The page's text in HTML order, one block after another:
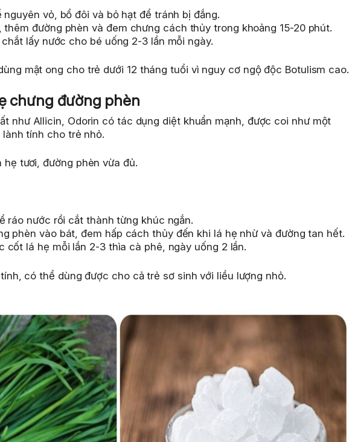
nguyên vỏ, bổ đôi và bỏ hạt để tránh bị đắng.
thêm đường phèn và đem chưng cách thủy trong khoảng 15-20 phút.
lấy nước cho bé uống 2-3 lần mỗi ngày.
mật ong cho trẻ dưới 12 tháng tuổi vì nguy cơ ngộ độc Botulism cao.
chưng đường phèn
như Allicin, Odorin có tác dụng diệt khuẩn mạnh, được coi như một
tính cho trẻ nhỏ.
tươi, đường phèn vừa đủ.
ráo nước rồi cắt thành từng khúc ngắn.
phèn vào bát, đem hấp cách thủy đến khi lá hẹ nhừ và đường tan hết.
cốt lá hẹ mỗi lần 2-3 thìa cà phê, ngày uống 2 lần.
có thể dùng được cho cả trẻ sơ sinh với liều lượng nhỏ.